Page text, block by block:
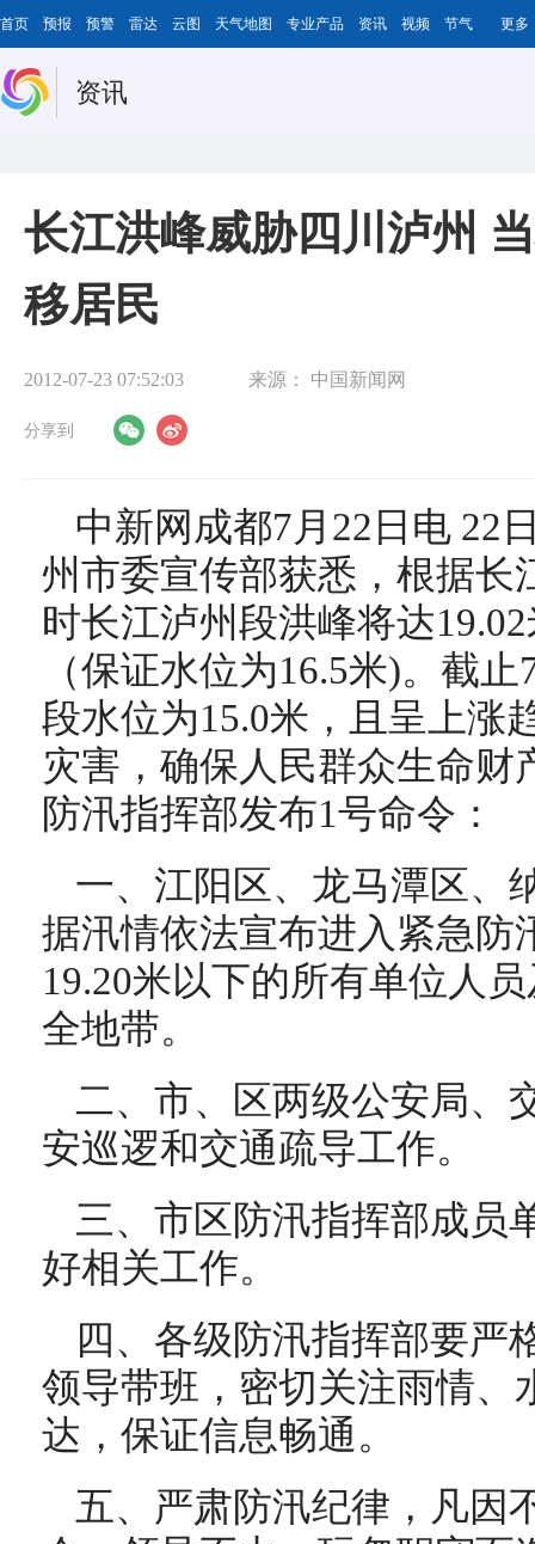
首页 预报 预警 雷达 云图 天气地图 专业产品 资讯 视频 节气 更多
资讯
长江洪峰威胁四川泸州
移居民
2012-07-23 07:52:03 来源： 中国新闻网
分享到
中新网成都7月22日电 22
州市委宣传部获悉，根据长
时长江泸州段洪峰将达
（保证水位为16.5米)。截
段水位为15.0米，且呈上涨
灾害，确保人民群众生命财
防汛指挥部发布1号命令：
一、江阳区、龙马潭区、
据汛情依法宣布进入紧急防
19.20米以下的所有单位人
全地带。
二、市、区两级公安局、
安巡逻和交通疏导工作。
三、市区防汛指挥部成员
好相关工作。
四、各级防汛指挥部要严
领导带班，密切关注雨情、
达，保证信息畅通。
五、严肃防汛纪律，凡因